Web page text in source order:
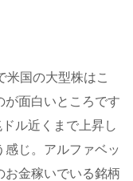
米国の大型株はこ
が面白いところです
ル近くまで上昇し
じ。アルファベッ
お金稼いでいる銘柄